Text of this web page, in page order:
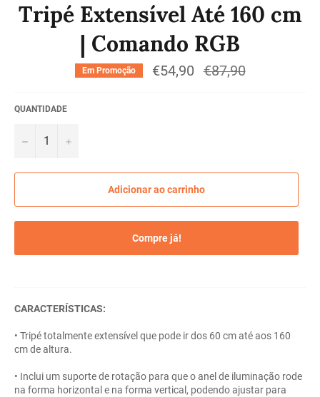
Tripé Extensível Até 160 cm
| Comando RGB
Em Promoção €54,90
Preço
normal
€87,90
QUANTIDADE
− +
Adicionar ao carrinho
Compre já!
CARACTERÍSTICAS:
• Tripé totalmente extensível que pode ir dos 60 cm até aos 160
cm de altura.
• Inclui um suporte de rotação para que o anel de iluminação rode
na forma horizontal e na forma vertical, podendo ajustar para